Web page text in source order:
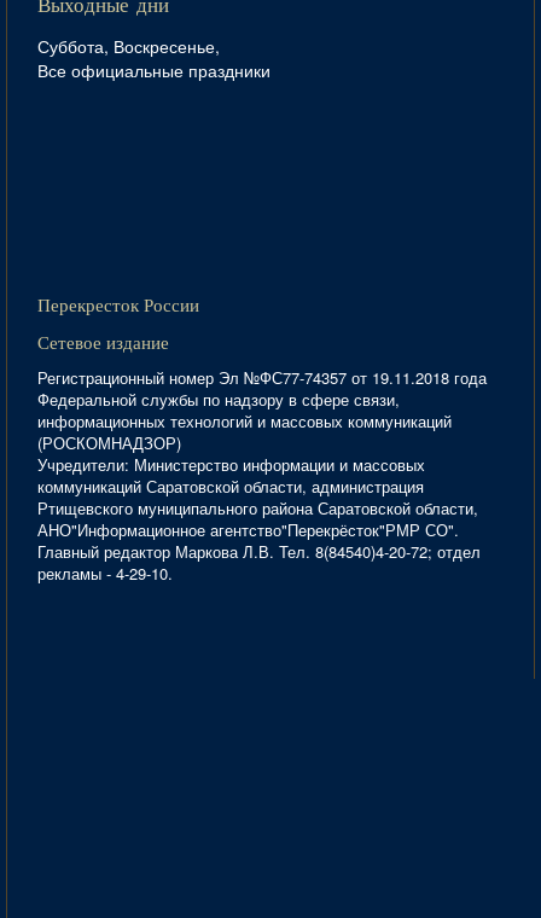
Выходные дни
Суббота, Воскресенье,
Все официальные праздники
Перекресток России
Сетевое издание
Регистрационный номер Эл №ФС77-74357 от 19.11.2018 года
Федеральной службы по надзору в сфере связи,
информационных технологий и массовых коммуникаций
(РОСКОМНАДЗОР)
Учредители: Министерство информации и массовых
коммуникаций Саратовской области, администрация
Ртищевского муниципального района Саратовской области,
АНО"Информационное агентство"Перекрёсток"РМР СО".
Главный редактор Маркова Л.В. Тел. 8(84540)4-20-72; отдел
рекламы - 4-29-10.